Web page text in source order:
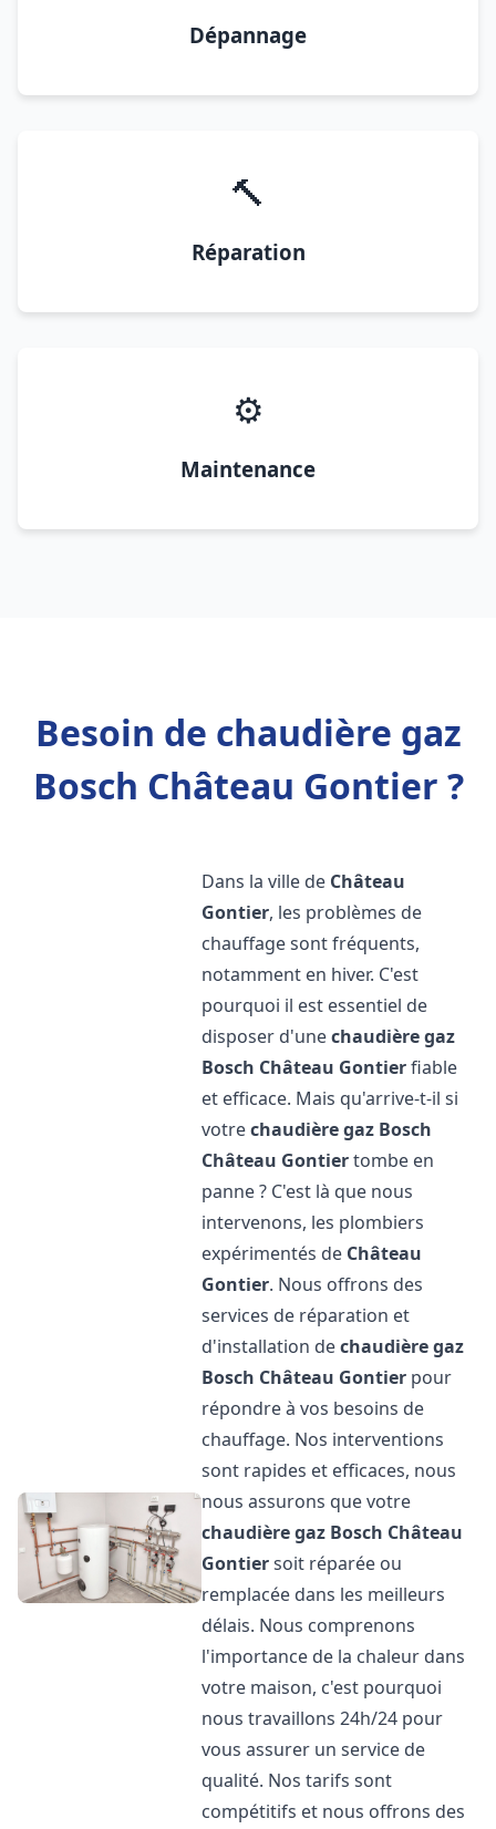
Dépannage
🔨
Réparation
⚙️
Maintenance
Besoin de chaudière gaz
Bosch Château Gontier ?
Dans la ville de Château
Gontier, les problèmes de
chauffage sont fréquents,
notamment en hiver. C'est
pourquoi il est essentiel de
disposer d'unechaudière gaz
Bosch Château Gontierfiable
et efficace. Mais qu'arrive-t-il si
votrechaudière gaz Bosch
Château Gontiertombe en
panne ? C'est là que nous
intervenons, les plombiers
expérimentés de Château
Gontier. Nous offrons des
services de réparation et
d'installation dechaudière gaz
Bosch Château Gontier pour
répondre à vos besoins de
chauffage. Nos interventions
sont rapides et efficaces, nous
nous assurons que votre
chaudière gaz Bosch Château
Gontiersoit réparée ou
remplacée dans les meilleurs
délais. Nous comprenons
l'importance de la chaleur dans
votre maison, c'est pourquoi
nous travaillons 24h/24 pour
vous assurer un service de
qualité. Nos tarifs sont
compétitifs et nous offrons des